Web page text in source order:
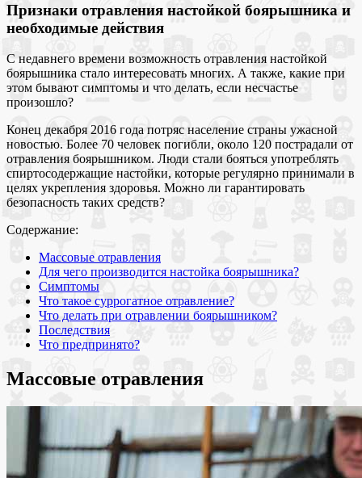
Признаки отравления настойкой боярышника и
необходимые действия
С недавнего времени возможность отравления настойкой
боярышника стало интересовать многих. А также, какие при
этом бывают симптомы и что делать, если несчастье
произошло?
Конец декабря 2016 года потряс население страны ужасной
новостью. Более 70 человек погибли, около 120 пострадали от
отравления боярышником. Люди стали бояться употреблять
спиртосодержащие настойки, которые регулярно принимали в
целях укрепления здоровья. Можно ли гарантировать
безопасность таких средств?
Содержание:
Массовые отравления
Для чего производится настойка боярышника?
Симптомы
Что такое суррогатное отравление?
Что делать при отравлении боярышником?
Последствия
Что предпринято?
Массовые отравления